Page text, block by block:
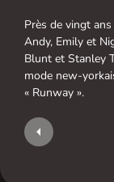
Près de vingt
Andy, Emily et
Blunt et Stanley
mode new-
« Runway ».